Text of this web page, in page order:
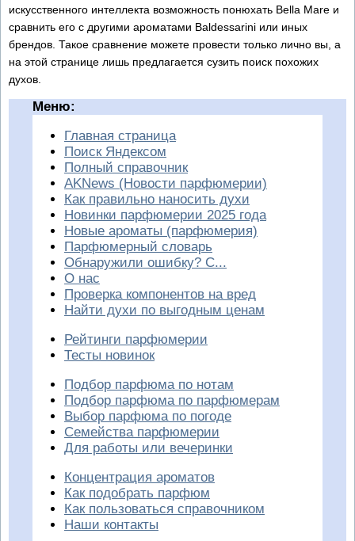
искусственного интеллекта возможность понюхать Bella Mare и
сравнить его с другими ароматами Baldessarini или иных
брендов. Такое сравнение можете провести только лично вы, а
на этой странице лишь предлагается сузить поиск похожих
духов.
Меню:
Главная страница
Поиск Яндексом
Полный справочник
AKNews (Новости парфюмерии)
Как правильно наносить духи
Новинки парфюмерии 2025 года
Новые ароматы (парфюмерия)
Парфюмерный словарь
Обнаружили ошибку? С...
О нас
Проверка компонентов на вред
Найти духи по выгодным ценам
Рейтинги парфюмерии
Тесты новинок
Подбор парфюма по нотам
Подбор парфюма по парфюмерам
Выбор парфюма по погоде
Семейства парфюмерии
Для работы или вечеринки
Концентрация ароматов
Как подобрать парфюм
Как пользоваться справочником
Наши контакты